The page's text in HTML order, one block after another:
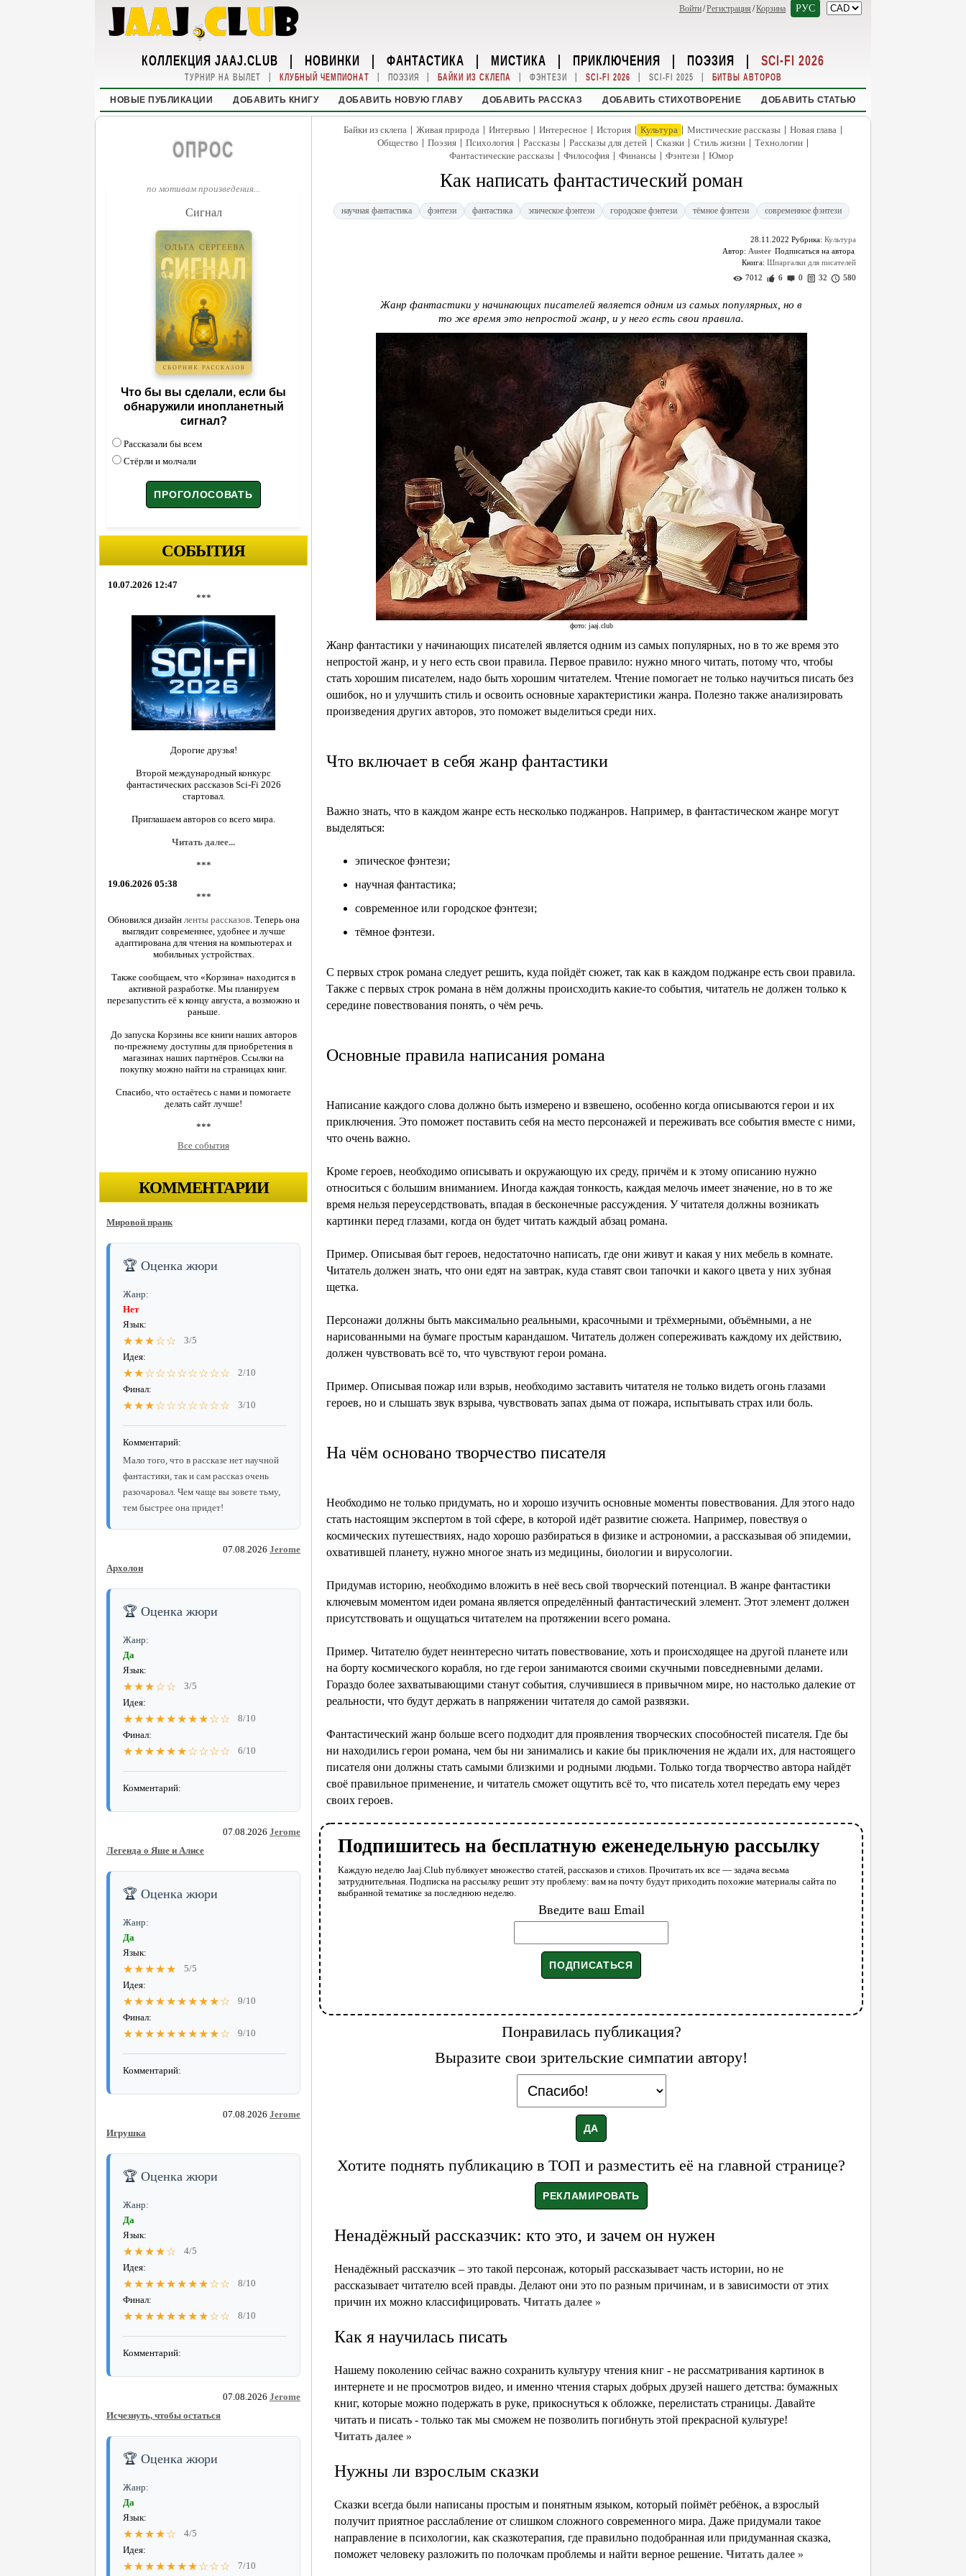
Войти/Регистрация /Корзина РУС
КОЛЛЕКЦИЯ JAAJ.CLUB | НОВИНКИ | ФАНТАСТИКА | МИСТИКА | ПРИКЛЮЧЕНИЯ | ПОЭЗИЯ | SCI-FI 2026
ТУРНИР НА ВЫЛЕТ | КЛУБНЫЙ ЧЕМПИОНАТ | ПОЭЗИЯ | БАЙКИ ИЗ СКЛЕПА | ФЭНТЕЗИ | SCI-FI 2026 | SCI-FI 2025 | БИТВЫ АВТОРОВ
НОВЫЕ ПУБЛИКАЦИИ ДОБАВИТЬ КНИГУ ДОБАВИТЬ НОВУЮ ГЛАВУ ДОБАВИТЬ РАССКАЗ ДОБАВИТЬ СТИХОТВОРЕНИЕ ДОБАВИТЬ СТАТЬЮ
ОПРОС
по мотивам произведения...
Сигнал
Что бы вы сделали, если бы
обнаружили инопланетный
сигнал?
Рассказали бы всем
Стёрли и молчали
СОБЫТИЯ
10.07.2026 12:47
***
Дорогие друзья!
Второй международный конкурс
фантастических рассказов Sci-Fi 2026
стартовал.
Приглашаем авторов со всего мира.
Читать далее...
***
19.06.2026 05:38
***
Обновился дизайн ленты рассказов. Теперь она
выглядит современнее, удобнее и лучше
адаптирована для чтения на компьютерах и
мобильных устройствах.
Также сообщаем, что «Корзина» находится в
активной разработке. Мы планируем
перезапустить её к концу августа, а возможно и
раньше.
До запуска Корзины все книги наших авторов
по-прежнему доступны для приобретения в
магазинах наших партнёров. Ссылки на
покупку можно найти на страницах книг.
Спасибо, что остаётесь с нами и помогаете
делать сайт лучше!
***
Все события
КОММЕНТАРИИ
Мировой пранк
🏆 Оценка жюри
Жанр:
Нет
Язык:
★★★☆☆
3/5
Идея:
★★☆☆☆☆☆☆☆☆
2/10
Финал:
★★★☆☆☆☆☆☆☆ 3/10
Комментарий:
Мало того, что в рассказе нет научной
фантастики, так и сам рассказ очень
разочаровал. Чем чаще вы зовете тьму,
тем быстрее она придет!
07.08.2026 Jerome
Архолон
🏆 Оценка жюри
Жанр:
Да
Язык:
★★★☆☆
3/5
Идея:
★★★★★★★★☆☆
8/10
Финал:
★★★★★★☆☆☆☆ 6/10
Комментарий:
07.08.2026 Jerome
Легенда о Яше и Алисе
🏆 Оценка жюри
Жанр:
Да
Язык:
★★★★★
5/5
Идея:
★★★★★★★★★☆
9/10
Финал:
★★★★★★★★★☆ 9/10
Комментарий:
07.08.2026 Jerome
Игрушка
🏆 Оценка жюри
Жанр:
Да
Язык:
★★★★☆
4/5
Идея:
★★★★★★★★☆☆
8/10
Финал:
★★★★★★★★☆☆ 8/10
Комментарий:
07.08.2026 Jerome
Исчезнуть, чтобы остаться
🏆 Оценка жюри
Жанр:
Да
Язык:
★★★★☆
4/5
Идея:
★★★★★★★☆☆☆ 7/10
Байки из склепа | Живая природа | Интервью | Интересное | История | Культура | Мистические рассказы | Новая глава |
Общество | Поэзия | Психология | Рассказы | Рассказы для детей | Сказки | Стиль жизни | Технологии |
Фантастические рассказы | Философия | Финансы | Фэнтези | Юмор
Как написать фантастический роман
научная фантастика фэнтези фантастика эпическое фэнтези городское фэнтези тёмное фэнтези современное фэнтези
28.11.2022 Рубрика: Культура
Автор: Auster
Книга: Шпаргалки для писателей
7012
6 0 32 580
Жанр фантастики у начинающих писателей является одним из самых популярных, но в
то же время это непростой жанр, и у него есть свои правила.
фото: jaaj.club
Жанр фантастики у начинающих писателей является одним из самых популярных, но в то же время это
непростой жанр, и у него есть свои правила. Первое правило: нужно много читать, потому что, чтобы
стать хорошим писателем, надо быть хорошим читателем. Чтение помогает не только научиться писать без
ошибок, но и улучшить стиль и освоить основные характеристики жанра. Полезно также анализировать
произведения других авторов, это поможет выделиться среди них.
Что включает в себя жанр фантастики
Важно знать, что в каждом жанре есть несколько поджанров. Например, в фантастическом жанре могут
выделяться:
эпическое фэнтези;
научная фантастика;
современное или городское фэнтези;
тёмное фэнтези.
С первых строк романа следует решить, куда пойдёт сюжет, так как в каждом поджанре есть свои правила.
Также с первых строк романа в нём должны происходить какие-то события, читатель не должен только к
середине повествования понять, о чём речь.
Основные правила написания романа
Написание каждого слова должно быть измерено и взвешено, особенно когда описываются герои и их
приключения. Это поможет поставить себя на место персонажей и переживать все события вместе с ними,
что очень важно.
Кроме героев, необходимо описывать и окружающую их среду, причём и к этому описанию нужно
относиться с большим вниманием. Иногда каждая тонкость, каждая мелочь имеет значение, но в то же
время нельзя переусердствовать, впадая в бесконечные рассуждения. У читателя должны возникать
картинки перед глазами, когда он будет читать каждый абзац романа.
Пример. Описывая быт героев, недостаточно написать, где они живут и какая у них мебель в комнате.
Читатель должен знать, что они едят на завтрак, куда ставят свои тапочки и какого цвета у них зубная
щетка.
Персонажи должны быть максимально реальными, красочными и трёхмерными, объёмными, а не
нарисованными на бумаге простым карандашом. Читатель должен сопереживать каждому их действию,
должен чувствовать всё то, что чувствуют герои романа.
Пример. Описывая пожар или взрыв, необходимо заставить читателя не только видеть огонь глазами
героев, но и слышать звук взрыва, чувствовать запах дыма от пожара, испытывать страх или боль.
На чём основано творчество писателя
Необходимо не только придумать, но и хорошо изучить основные моменты повествования. Для этого надо
стать настоящим экспертом в той сфере, в которой идёт развитие сюжета. Например, повествуя о
космических путешествиях, надо хорошо разбираться в физике и астрономии, а рассказывая об эпидемии,
охватившей планету, нужно многое знать из медицины, биологии и вирусологии.
Придумав историю, необходимо вложить в неё весь свой творческий потенциал. В жанре фантастики
ключевым моментом идеи романа является определённый фантастический элемент. Этот элемент должен
присутствовать и ощущаться читателем на протяжении всего романа.
Пример. Читателю будет неинтересно читать повествование, хоть и происходящее на другой планете или
на борту космического корабля, но где герои занимаются своими скучными повседневными делами.
Гораздо более захватывающими станут события, случившиеся в привычном мире, но настолько далекие от
реальности, что будут держать в напряжении читателя до самой развязки.
Фантастический жанр больше всего подходит для проявления творческих способностей писателя. Где бы
ни находились герои романа, чем бы ни занимались и какие бы приключения не ждали их, для настоящего
писателя они должны стать самыми близкими и родными людьми. Только тогда творчество автора найдёт
своё правильное применение, и читатель сможет ощутить всё то, что писатель хотел передать ему через
своих героев.
Подпишитесь на бесплатную еженедельную рассылку
Каждую неделю Jaaj.Club публикует множество статей, рассказов и стихов. Прочитать их все — задача весьма
затруднительная. Подписка на рассылку решит эту проблему: вам на почту будут приходить похожие материалы сайта по
выбранной тематике за последнюю неделю.
Введите ваш Email
Понравилась публикация?
Выразите свои зрительские симпатии автору!
Хотите поднять публикацию в ТОП и разместить её на главной странице?
Ненадёжный рассказчик: кто это, и зачем он нужен
Ненадёжный рассказчик – это такой персонаж, который рассказывает часть истории, но не
рассказывает читателю всей правды. Делают они это по разным причинам, и в зависимости от этих
причин их можно классифицировать. Читать далее »
Как я научилась писать
Нашему поколению сейчас важно сохранить культуру чтения книг - не рассматривания картинок в
интернете и не просмотров видео, и именно чтения старых добрых друзей нашего детства: бумажных
книг, которые можно подержать в руке, прикоснуться к обложке, перелистать страницы. Давайте
читать и писать - только так мы сможем не позволить погибнуть этой прекрасной культуре!
Читать далее »
Нужны ли взрослым сказки
Сказки всегда были написаны простым и понятным языком, который поймёт ребёнок, а взрослый
получит приятное расслабление от слишком сложного современного мира. Даже придумали такое
направление в психологии, как сказкотерапия, где правильно подобранная или придуманная сказка,
поможет человеку разложить по полочкам проблемы и найти верное решение. Читать далее »